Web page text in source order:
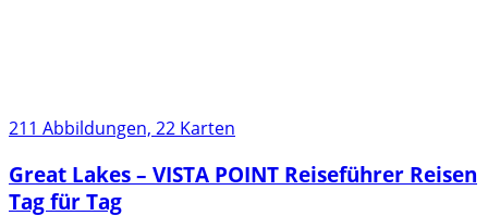
211 Abbildungen, 22 Karten
Great Lakes – VISTA POINT Reiseführer Reisen
Tag für Tag